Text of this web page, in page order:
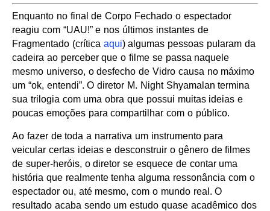
Enquanto no final de Corpo Fechado o espectador
reagiu com “UAU!” e nos últimos instantes de
Fragmentado (crítica aqui) algumas pessoas pularam da
cadeira ao perceber que o filme se passa naquele
mesmo universo, o desfecho de Vidro causa no máximo
um “ok, entendi”. O diretor M. Night Shyamalan termina
sua trilogia com uma obra que possui muitas ideias e
poucas emoções para compartilhar com o público.
Ao fazer de toda a narrativa um instrumento para
veicular certas ideias e desconstruir o gênero de filmes
de super-heróis, o diretor se esquece de contar uma
história que realmente tenha alguma ressonância com o
espectador ou, até mesmo, com o mundo real. O
resultado acaba sendo um estudo quase acadêmico dos